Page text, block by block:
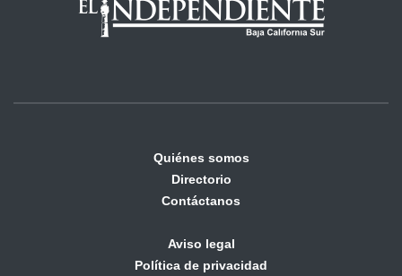
Quiénes somos
Directorio
Contáctanos
Aviso legal
Política de privacidad